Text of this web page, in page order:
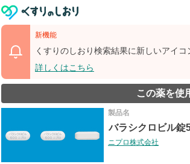
新機能
くすりのしおり検索結果に新しいアイコ
詳しくはこちら
この薬を使
製品名
バラシクロビル錠
ニプロ株式会社